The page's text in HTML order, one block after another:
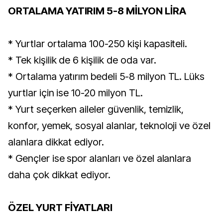
ORTALAMA YATIRIM 5-8 MİLYON LİRA
* Yurtlar ortalama 100-250 kişi kapasiteli.
* Tek kişilik de 6 kişilik de oda var.
* Ortalama yatırım bedeli 5-8 milyon TL. Lüks
yurtlar için ise 10-20 milyon TL.
* Yurt seçerken aileler güvenlik, temizlik,
konfor, yemek, sosyal alanlar, teknoloji ve özel
alanlara dikkat ediyor.
* Gençler ise spor alanları ve özel alanlara
daha çok dikkat ediyor.
ÖZEL YURT FİYATLARI